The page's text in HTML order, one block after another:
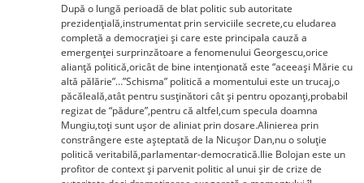
După o lungă perioadă de blat politic sub autoritate
prezidențială,instrumentat prin serviciile secrete,cu eludarea
completă a democrației și care este principala cauză a
emergenței surprinzătoare a fenomenului Georgescu,orice
alianță politică,oricât de bine intenționată este “aceeași Mărie cu
altă pălărie”…”Schisma” politică a momentului este un trucaj,o
păcăleală,atât pentru susținători cât și pentru opozanți,probabil
regizat de “pădure”,pentru că altfel,cum specula doamna
Mungiu,toți sunt ușor de aliniat prin dosare.Alinierea prin
constrângere este așteptată de la Nicușor Dan,nu o soluție
politică veritabilă,parlamentar-democratică.Ilie Bolojan este un
profitor de context și parvenit politic al unui șir de crize de